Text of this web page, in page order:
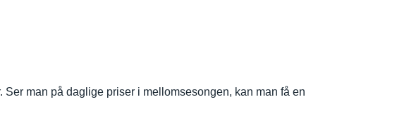
man på daglige priser i mellomsesongen, kan man få en